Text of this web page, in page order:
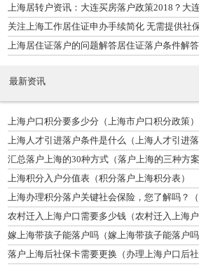
上海居转户资讯：大连买房落户政策2018？大
关注上海工作居住证申办手续简化 无需提供社
上海居住证落户的问题解答居住证落户条件解答
最新资讯
上海户口积分要多少分（上海市户口积分政策）
上海人才引进落户条件是什么（上海人才引进落
汇总落户上海的30种方式（落户上海的三种方案
上海积分入户分值表（积分落户上海积分表）
上海办理积分落户关键社会保险，您了解吗？
农村迁入上海户口需要多少钱（农村迁入上海
嫁上海带孩子能落户吗（嫁上海带孩子能落户吗
落户上海后社保卡需要更换（办理上海户口后社